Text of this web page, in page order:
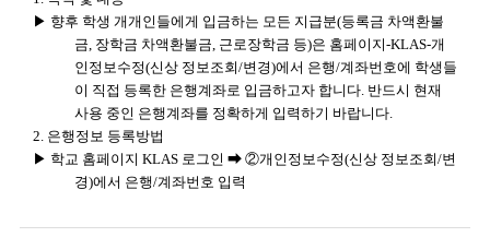
▶ 향후 학생 개개인들에게 입금하는 모든 지급분(등록금 차액환불
금, 장학금 차액환불금, 근로장학금 등)은 홈페이지-KLAS-개
인정보수정(신상 정보조회/변경)에서 은행/계좌번호에 학생들
이 직접 등록한 은행계좌로 입금하고자 합니다. 반드시 현재
사용 중인 은행계좌를 정확하게 입력하기 바랍니다.
2. 은행정보 등록방법
▶ 학교 홈페이지 KLAS 로그인 ➡ ②개인정보수정(신상 정보조회/변
경)에서 은행/계좌번호 입력